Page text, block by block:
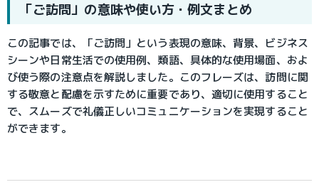
「ご訪問」の意味や使い方・例文まとめ
この記事では、「ご訪問」という表現の意味、背景、ビジネス
シーンや日常生活での使用例、類語、具体的な使用場面、およ
び使う際の注意点を解説しました。このフレーズは、訪問に関
する敬意と配慮を示すために重要であり、適切に使用すること
で、スムーズで礼儀正しいコミュニケーションを実現すること
ができます。